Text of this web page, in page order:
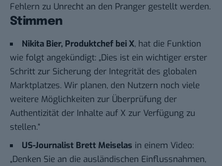
Fehlern zu Unrecht an den Pranger gestellt werden.
Stimmen
Nikita Bier, Produktchef bei X, hat die Funktion
wie folgt angekündigt: „Dies ist ein wichtiger erster
Schritt zur Sicherung der Integrität des globalen
Marktplatzes. Wir planen, den Nutzern noch viele
weitere Möglichkeiten zur Überprüfung der
Authentizität der Inhalte auf X zur Verfügung zu
stellen.“
US-Journalist Brett Meiselas in einem Video:
„Denken Sie an die ausländischen Einflussnahmen,